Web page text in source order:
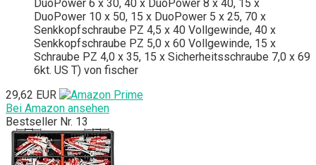
DuoPower 6 x 30, 40 x DuoPower 8 x 40, 15 x
DuoPower 10 x 50, 15 x DuoPower 5 x 25, 70 x
Senkkopfschraube PZ 4,5 x 40 Vollgewinde, 40 x
Senkkopfschraube PZ 5,0 x 60 Vollgewinde, 15 x
Schraube PZ 4,0 x 35, 15 x Sicherheitsschraube 7,0 x 69
6kt. US T) von fischer
29,62 EUR
Bei Amazon ansehen
Bestseller Nr. 13